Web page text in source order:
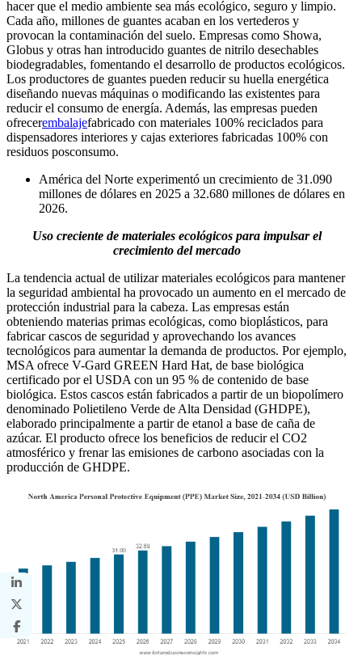
hacer que el medio ambiente sea más ecológico, seguro y limpio.
Cada año, millones de guantes acaban en los vertederos y
provocan la contaminación del suelo. Empresas como Showa,
Globus y otras han introducido guantes de nitrilo desechables
biodegradables, fomentando el desarrollo de productos ecológicos.
Los productores de guantes pueden reducir su huella energética
diseñando nuevas máquinas o modificando las existentes para
reducir el consumo de energía. Además, las empresas pueden
ofrecerembalajefabricado con materiales 100% reciclados para
dispensadores interiores y cajas exteriores fabricadas 100% con
residuos posconsumo.
América del Norte experimentó un crecimiento de 31.090
millones de dólares en 2025 a 32.680 millones de dólares en
2026.
Uso creciente de materiales ecológicos para impulsar el
crecimiento del mercado
La tendencia actual de utilizar materiales ecológicos para mantener
la seguridad ambiental ha provocado un aumento en el mercado de
protección industrial para la cabeza. Las empresas están
obteniendo materias primas ecológicas, como bioplásticos, para
fabricar cascos de seguridad y aprovechando los avances
tecnológicos para aumentar la demanda de productos. Por ejemplo,
MSA ofrece V-Gard GREEN Hard Hat, de base biológica
certificado por el USDA con un 95 % de contenido de base
biológica. Estos cascos están fabricados a partir de un biopolímero
denominado Polietileno Verde de Alta Densidad (GHDPE),
elaborado principalmente a partir de etanol a base de caña de
azúcar. El producto ofrece los beneficios de reducir el CO2
atmosférico y frenar las emisiones de carbono asociadas con la
producción de GHDPE.